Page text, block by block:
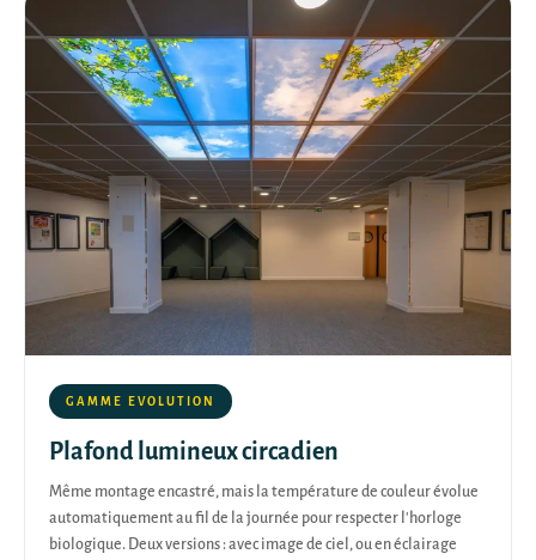
GAMME EVOLUTION
Plafond lumineux circadien
Même montage encastré, mais la température de couleur évolue
automatiquement au fil de la journée pour respecter l'horloge
biologique. Deux versions : avec image de ciel, ou en éclairage